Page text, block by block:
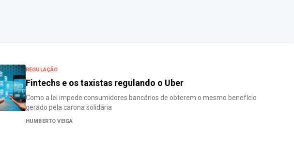
REGULAÇÃO
Fintechs e os taxistas regulando o Uber
Como a lei impede consumidores bancários de obterem o mesmo benefício
gerado pela carona solidária
HUMBERTO VEIGA